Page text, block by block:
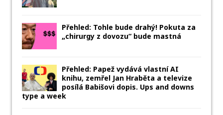
Přehled: Tohle bude drahý! Pokuta za
„chirurgy z dovozu“ bude mastná
Přehled: Papež vydává vlastní AI
knihu, zemřel Jan Hraběta a televize
posílá Babišovi dopis. Ups and downs
type a week